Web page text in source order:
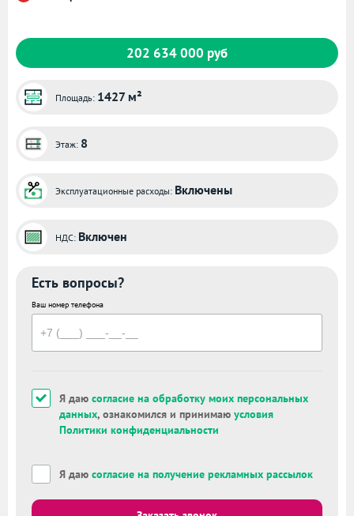
202 634 000 руб
Площадь: 1427 м²
Этаж: 8
Эксплуатационные расходы: Включены
НДС: Включен
Есть вопросы?
Ваш номер телефона
Я даю согласие на обработку моих персональных
данных, ознакомился и принимаю условия
Политики конфиденциальности
Я даю согласие на получение рекламных рассылок